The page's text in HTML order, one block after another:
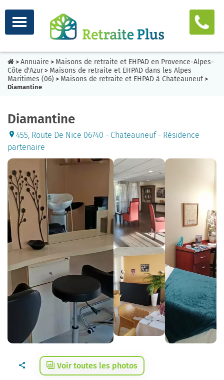
> Annuaire > Maisons de retraite et EHPAD en Provence-Alpes-
Côte d'Azur> Maisons de retraite et EHPAD dans les Alpes
Maritimes (06) > Maisons de retraite et EHPAD à Chateauneuf >
Diamantine
Diamantine
455, Route De Nice 06740 - Chateauneuf - Résidence
partenaire
Voir toutes les photos